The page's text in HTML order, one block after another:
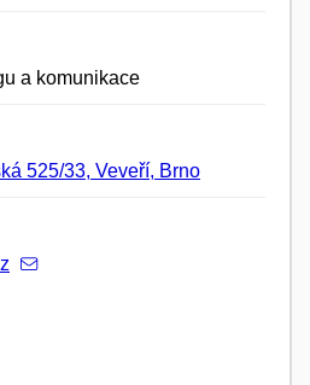
a komunikace
525/33, Veveří, Brno